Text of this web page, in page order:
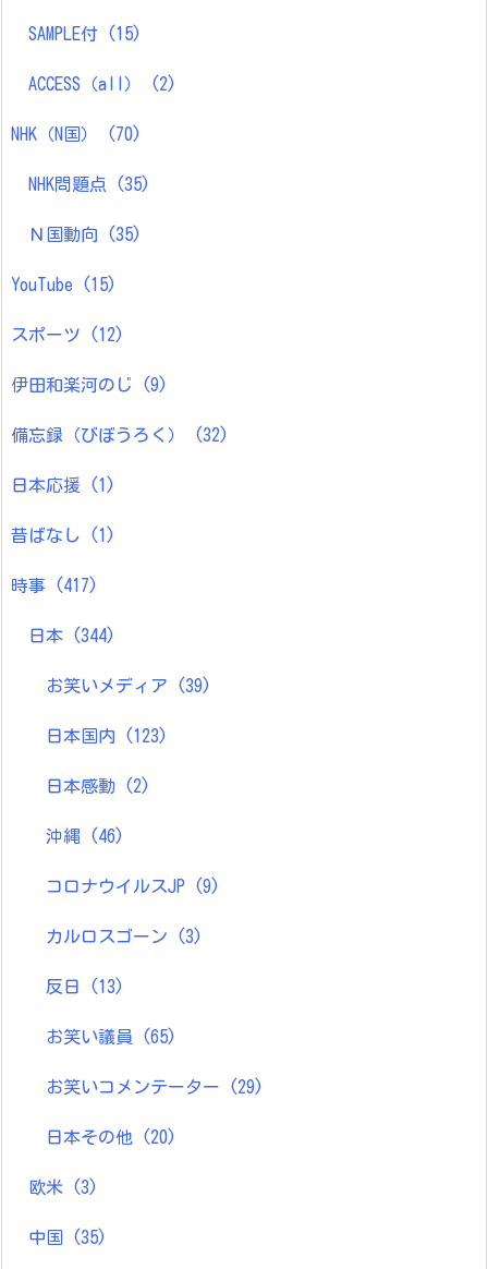
SAMPLE付 (15)
ACCESS（all） (2)
NHK（N国） (70)
NHK問題点 (35)
Ｎ国動向 (35)
YouTube (15)
スポーツ (12)
伊田和楽河のじ (9)
備忘録（びぼうろく） (32)
日本応援 (1)
昔ばなし (1)
時事 (417)
日本 (344)
お笑いメディア (39)
日本国内 (123)
日本感動 (2)
沖縄 (46)
コロナウイルスJP (9)
カルロスゴーン (3)
反日 (13)
お笑い議員 (65)
お笑いコメンテーター (29)
日本その他 (20)
欧米 (3)
中国 (35)